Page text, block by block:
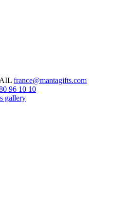
france@mantagifts.com
96 10 10
gallery